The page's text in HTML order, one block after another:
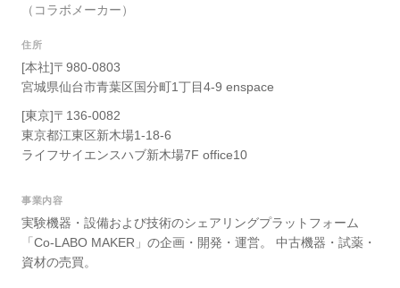
（コラボメーカー）
住所
[本社]〒980-0803
宮城県仙台市青葉区国分町1丁目4-9 enspace
[東京]〒136-0082
東京都江東区新木場1-18-6
ライフサイエンスハブ新木場7F office10
事業内容
実験機器・設備および技術のシェアリングプラットフォーム
「Co-LABO MAKER」の企画・開発・運営。 中古機器・試薬・
資材の売買。